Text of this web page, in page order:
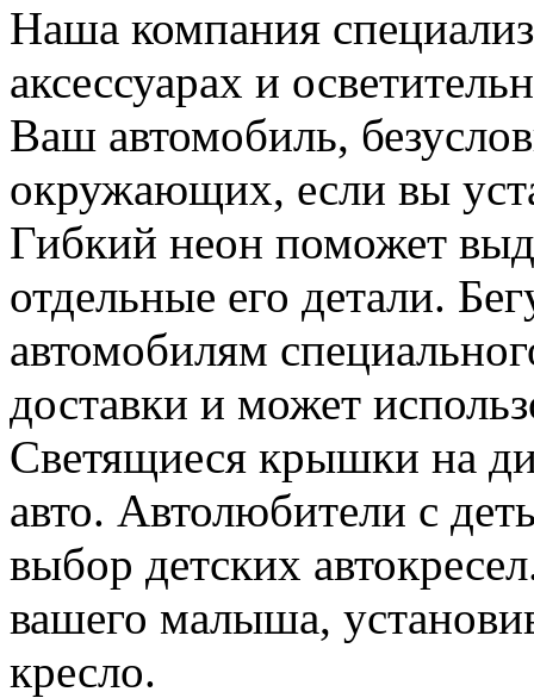
Наша компания
аксессуарах и
Ваш автомобиль,
окружающих, если вы
Гибкий неон поможет
отдельные его детали.
автомобилям
доставки и может
Светящиеся крышки на
авто. Автолюбители с
выбор детских
вашего малыша,
кресло.